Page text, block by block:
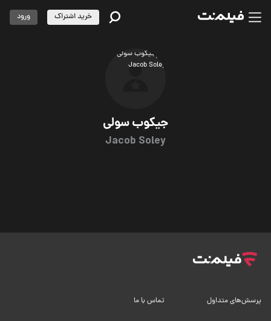
جیکوب سولی
Jacob Soley
خرید اشتراک ورود
پرسش‌های متداول تماس با ما